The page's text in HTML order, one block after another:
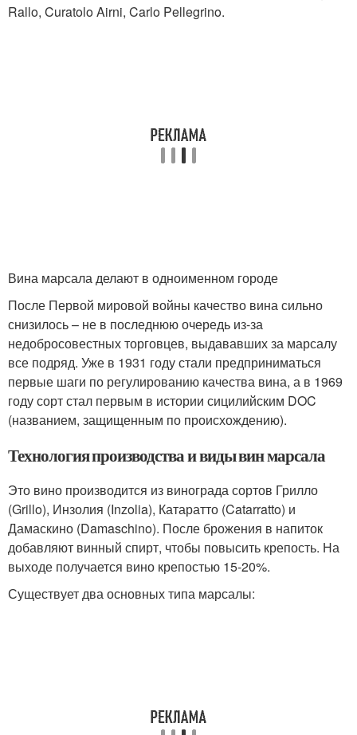
Rallo, Curatolo Airni, Carlo Pellegrino.
Вина марсала делают в одноименном городе
После Первой мировой войны качество вина сильно
снизилось – не в последнюю очередь из-за
недобросовестных торговцев, выдававших за марсалу
все подряд. Уже в 1931 году стали предприниматься
первые шаги по регулированию качества вина, а в 1969
году сорт стал первым в истории сицилийским DOC
(названием, защищенным по происхождению).
Технология производства и виды вин марсала
Это вино производится из винограда сортов Грилло
(Grillo), Инзолия (Inzolia), Катаратто (Catarratto) и
Дамаскино (Damaschino). После брожения в напиток
добавляют винный спирт, чтобы повысить крепость. На
выходе получается вино крепостью 15-20%.
Существует два основных типа марсалы: